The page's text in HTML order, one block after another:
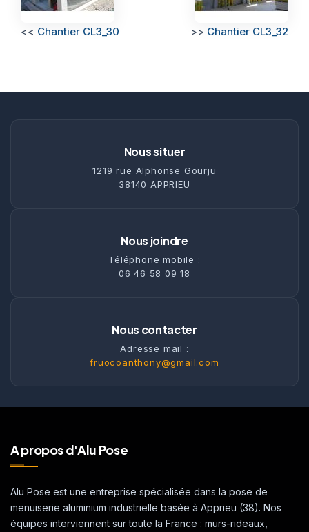
<< Chantier CL3_30 >> Chantier CL3_32
Nous situer
1219 rue Alphonse Gourju
38140 APPRIEU
Nous joindre
Téléphone mobile :
06 46 58 09 18
Nous contacter
Adresse mail :
fruocoanthony@gmail.com
A propos d'Alu Pose
Alu Pose est une entreprise spécialisée dans la pose de
menuiserie aluminium industrielle basée à Apprieu (38). Nos
équipes interviennent sur toute la France : murs-rideaux,